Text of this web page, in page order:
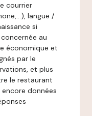
courrier
langue /
si
au
économique et
par le
et plus
le restaurant
données